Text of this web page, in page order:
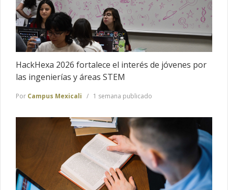
HackHexa 2026 fortalece el interés de jóvenes por
las ingenierías y áreas STEM
Por Campus Mexicali 1 semana publicado